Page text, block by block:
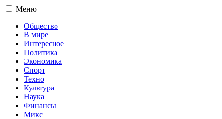
Меню
Общество
В мире
Интересное
Политика
Экономика
Спорт
Техно
Культура
Наука
Финансы
Микс